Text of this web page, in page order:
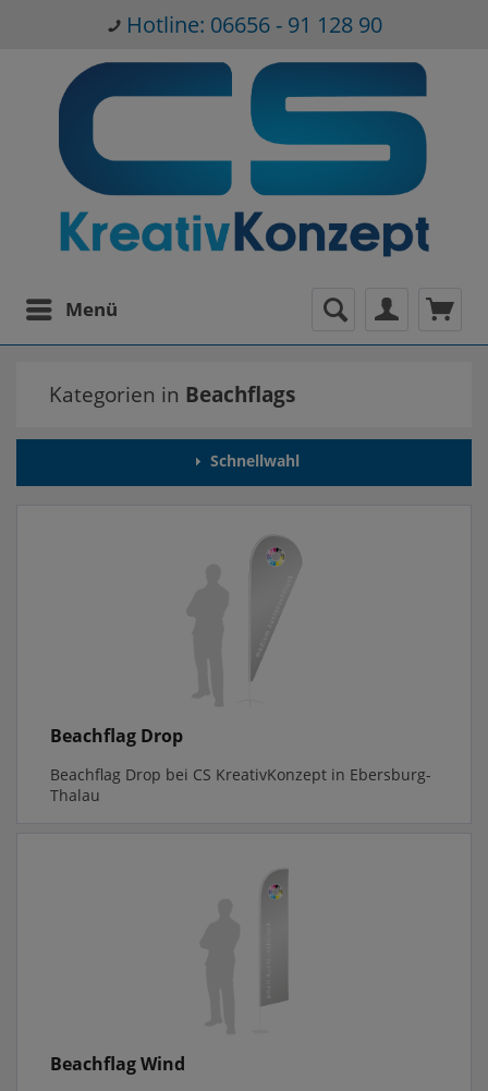
Hotline: 06656 - 91 128 90
Menü
Kategorien in Beachflags
Schnellwahl
Beachflag Drop
Beachflag Drop bei CS KreativKonzept in Ebersburg-
Thalau
Beachflag Wind